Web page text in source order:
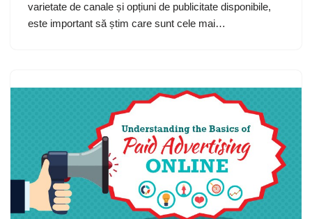
varietate de canale și opțiuni de publicitate disponibile,
este important să știm care sunt cele mai…